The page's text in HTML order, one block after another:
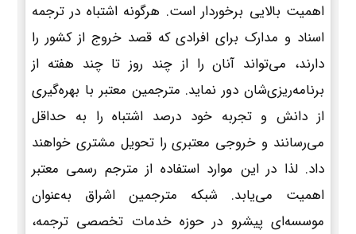
اهمیت بالایی برخوردار است. هرگونه اشتباه در ترجمه
اسناد و مدارک برای افرادی که قصد خروج از کشور را
دارند، می‌تواند آنان را از چند روز تا چند هفته از
برنامه‌ریزی‌شان دور نماید. مترجمین معتبر با بهره‌گیری
از دانش و تجربه خود درصد اشتباه را به حداقل
می‌رسانند و خروجی معتبری را تحویل مشتری خواهند
داد. لذا در این موارد استفاده از مترجم رسمی معتبر
اهمیت می‌یابد. شبکه مترجمین اشراق به‌عنوان
موسسه‌ای پیشرو در حوزه خدمات تخصصی ترجمه،